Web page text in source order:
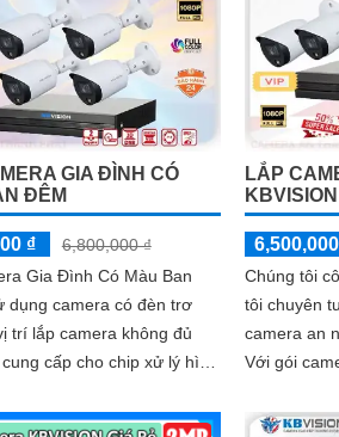
GIA ĐÌNH CÓ
ĐÊM
₫
6,800,000 ₫
Gia Đình Có Màu Ban
dụng camera có đèn trơ
trí lắp camera không đủ
cấp cho chip xử lý hình
LẮP
Chúng tôi
tôi chuyên
camera an
Với gói